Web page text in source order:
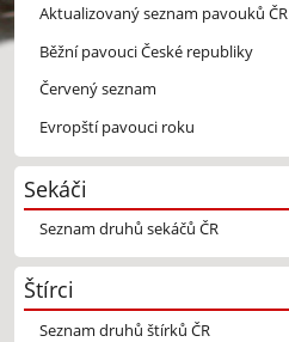
Aktualizovaný seznam pavouků ČR
Běžní pavouci České republiky
Červený seznam
Evropští pavouci roku
Sekáči
Seznam druhů sekáčů ČR
Štírci
Seznam druhů štírků ČR